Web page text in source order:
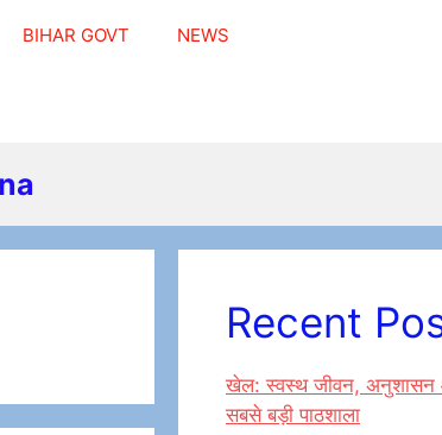
BIHAR GOVT NEWS
Recent
खेल: स्वस्थ जीवन,
सबसे बड़ी पाठशाला